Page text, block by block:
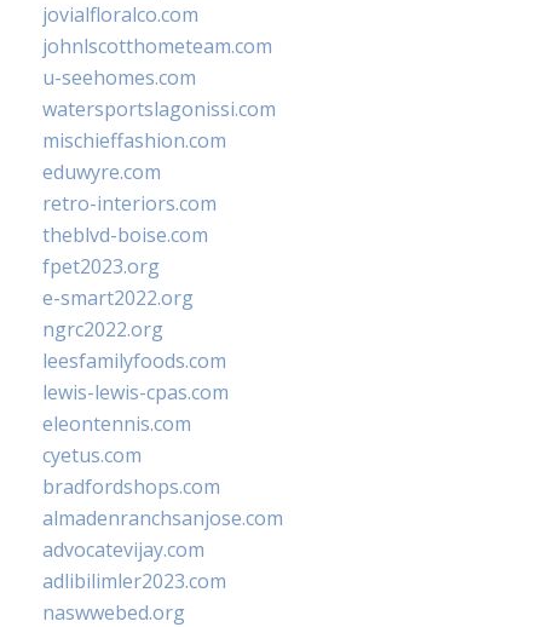
jovialfloralco.com
johnlscotthometeam.com
u-seehomes.com
watersportslagonissi.com
mischieffashion.com
eduwyre.com
retro-interiors.com
theblvd-boise.com
fpet2023.org
e-smart2022.org
ngrc2022.org
leesfamilyfoods.com
lewis-lewis-cpas.com
eleontennis.com
cyetus.com
bradfordshops.com
almadenranchsanjose.com
advocatevijay.com
adlibilimler2023.com
naswwebed.org